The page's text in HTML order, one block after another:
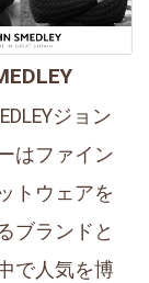
ジョン
はファイン
トウェアを
ブランドと
で人気を博